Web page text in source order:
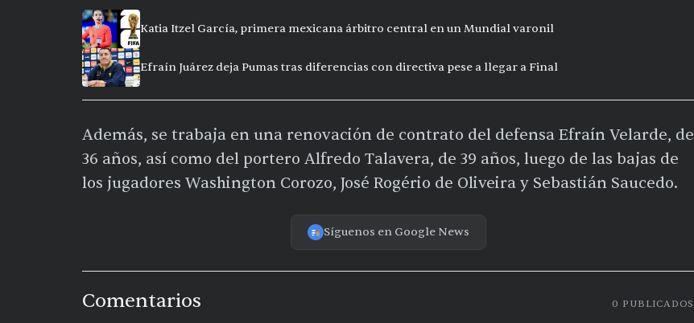
Katia Itzel García, primera mexicana árbitro central en un Mundial varonil
Efraín Juárez deja Pumas tras diferencias con directiva pese a llegar a Final
Además, se trabaja en una renovación de contrato del defensa Efraín Velarde, de
36 años, así como del portero Alfredo Talavera, de 39 años, luego de las bajas de
los jugadores Washington Corozo, José Rogério de Oliveira y Sebastián Saucedo.
Síguenos en Google News
Comentarios 0 PUBLICADOS